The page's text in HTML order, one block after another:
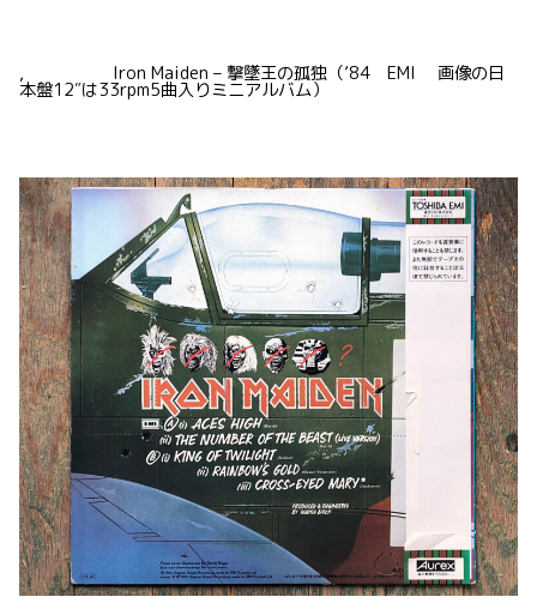
, Iron Maiden – 撃墜王の孤独（’84 EMI 画像の日
本盤12″は33rpm5曲入りミニアルバム）